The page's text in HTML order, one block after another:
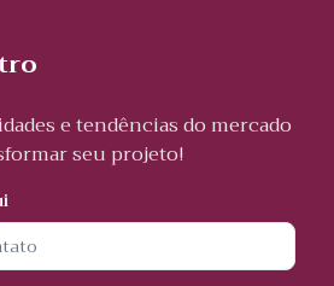
e tendências do mercado
seu projeto!